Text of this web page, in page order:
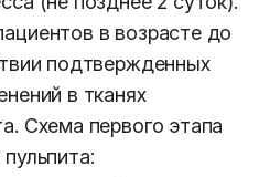
в возрасте до
подтвержденных
в тканях
Схема первого этапа